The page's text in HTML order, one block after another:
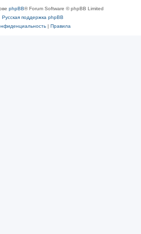
phpBB® Forum Software © phpBB Limited
Русская поддержка phpBB
| Правила